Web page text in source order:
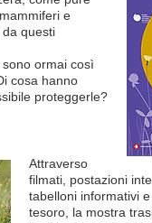
e
questi
ormai così
cosa hanno
proteggerle?
Attraverso
filmati, postazioni
tabelloni informativi
tesoro, la mostra